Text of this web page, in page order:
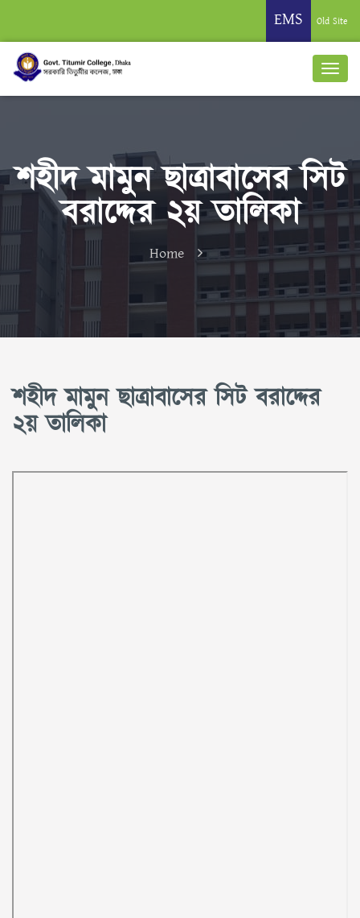
EMS Old Site
শহীদ মামুন ছাত্রাবাসের সিট
বরাদ্দের ২য় তালিকা
Home
শহীদ মামুন ছাত্রাবাসের সিট বরাদ্দের
২য় তালিকা